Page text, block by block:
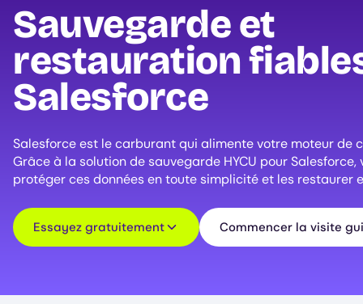
Sauvegarde et
restauration
Salesforce
Salesforce est le carburant qui alimente votre moteur de
Grâce à la solution de sauvegarde HYCU pour Salesforce,
protéger ces données en toute simplicité et les restaurer
Essayez gratuitement Commencer la visite